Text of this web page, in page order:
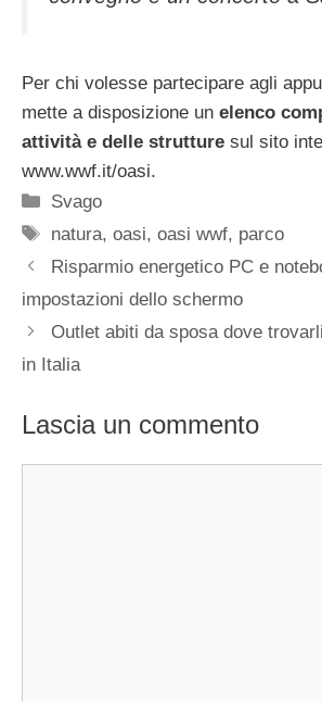
Per chi volesse partecipare agli
mette a disposizione un elenco
attività e delle strutture sul sito
www.wwf.it/oasi.
Categorie
Svago
Tag
natura,oasi,oasi wwf, parco
Risparmio energetico PC e
impostazioni dello schermo
Outlet abiti da sposa dove
in Italia
Lascia un commento